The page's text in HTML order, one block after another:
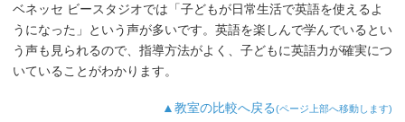
ベネッセ ビースタジオでは「子どもが日常生活で英語を使えるよ
うになった」という声が多いです。英語を楽しんで学んでいるとい
う声も見られるので、指導方法がよく、子どもに英語力が確実につ
いていることがわかります。
▲教室の比較へ戻る(ページ上部へ移動します)